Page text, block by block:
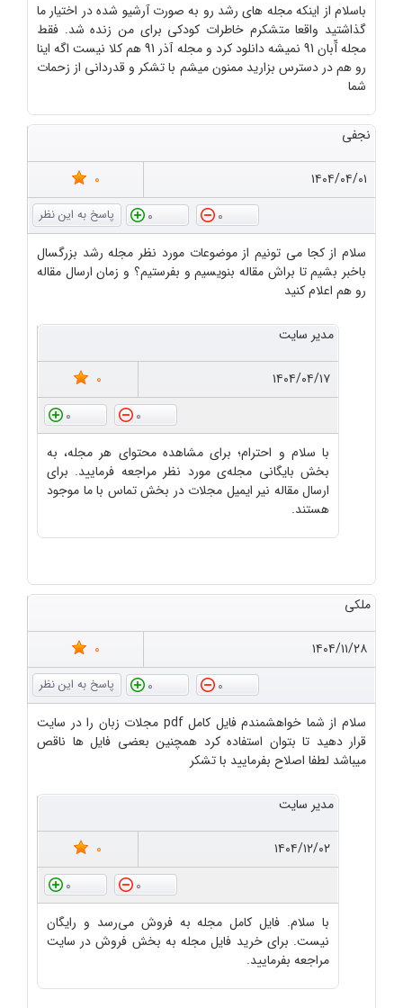
باسلام از اینکه مجله های رشد رو به صورت آرشیو شده در اختیار ما
گذاشتید واقعا متشکرم خاطرات کودکی برای من زنده شد. فقط
مجله آّبان 91 نمیشه دانلود کرد و مجله آذر 91 هم کلا نیست اگه اینا
رو هم در دسترس بزارید ممنون میشم با تشکر و قدردانی از زحمات
شما
نجفی
۱۴۰۴/۰۴/۰۱
0
0
0
سلام از کجا می تونیم از موضوعات مورد نظر مجله رشد بزرگسال
باخبر بشیم تا براش مقاله بنویسیم و بفرستیم؟ و زمان ارسال مقاله
رو هم اعلام کنید
مدیر سایت
۱۴۰۴/۰۴/۱۷
0
0
0
با سلام و احترام؛ برای مشاهده محتوای هر مجله، به
بخش بایگانی مجله‌ی مورد نظر مراجعه فرمایید. برای
ارسال مقاله نیر ایمیل مجلات در بخش تماس با ما موجود
هستند.
ملکی
۱۴۰۴/۱۱/۲۸
0
0
0
سلام از شما خواهشمندم فایل کامل pdf مجلات زبان را در سایت
قرار دهید تا بتوان استفاده کرد همچنین بعضی فایل ها ناقص
میباشد لطفا اصلاح بفرمایید با تشکر
مدیر سایت
۱۴۰۴/۱۲/۰۲
0
0
0
با سلام. فایل کامل مجله به فروش می‌رسد و رایگان
نیست. برای خرید فایل مجله به بخش فروش در سایت
مراجعه بفرمایید.